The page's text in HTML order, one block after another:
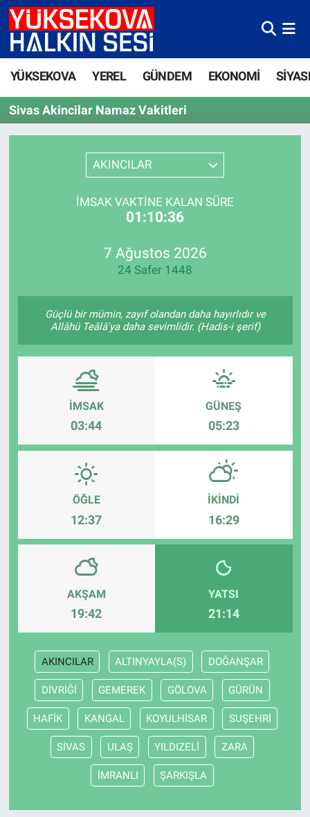
YÜKSEKOVA YEREL GÜNDEM EKONOMİ
Sivas Akincilar Namaz Vakitleri
AKINCILAR
İMSAK VAKTINE KALAN SÜRE
01:10:36
7 Ağustos 2026
24 Safer 1448
Güçlü bir mümin, zayıf olandan daha hayırlıdır ve
Allâhü Teâlâ'ya daha sevimlidir. (Hadis-i şerif)
İMSAK
03:44
GÜNEŞ
05:23
ÖĞLE
12:37
İKINDI
16:29
AKŞAM
19:42
YATSI
21:14
AKINCILAR ALTINYAYLA(S) DOĞANŞAR
DİVRİĞİ GEMEREK GÖLOVA GÜRÜN
HAFİK KANGAL KOYULHİSAR SUŞEHRİ
SİVAS ULAŞ YILDIZELİ ZARA
İMRANLI ŞARKIŞLA
Yüksekova Nöbetçi Eczaneler
Yüksekova Trafik Yoğunluk Haritası
Süper Lig Puan Durumu ve Fikstür
Tüm Manşetler